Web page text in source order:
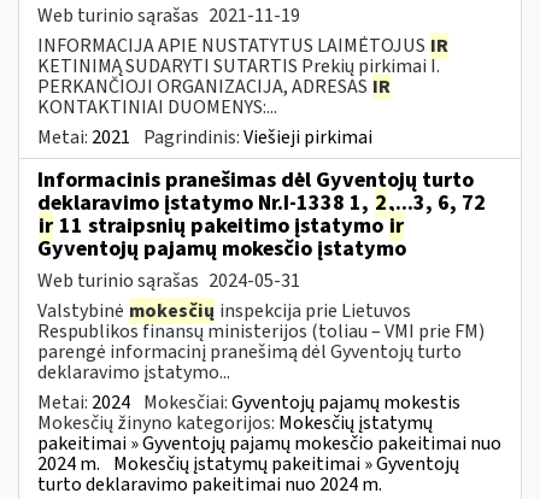
Web turinio sąrašas 2021-11-19
INFORMACIJA APIE NUSTATYTUS LAIMĖTOJUS IR
KETINIMĄ SUDARYTI SUTARTIS Prekių pirkimai I.
PERKANČIOJI ORGANIZACIJA, ADRESAS IR
KONTAKTINIAI DUOMENYS:...
Metai: 2021 Pagrindinis:Viešieji pirkimai
Informacinis pranešimas dėl Gyventojų turto
deklaravimo įstatymo Nr.I-1338 1, 2,...3, 6, 72
ir 11 straipsnių pakeitimo įstatymoir
Gyventojų pajamų mokesčio įstatymo
Web turinio sąrašas 2024-05-31
Valstybinė mokesčių inspekcija prie Lietuvos
Respublikos finansų ministerijos (toliau – VMI prie FM)
parengė informacinį pranešimą dėl Gyventojų turto
deklaravimo įstatymo...
Metai: 2024 Mokesčiai:Gyventojų pajamų mokestis
Mokesčių žinyno kategorijos: Mokesčių įstatymų
pakeitimai » Gyventojų pajamų mokesčio pakeitimai nuo
2024 m. Mokesčių įstatymų pakeitimai » Gyventojų
turto deklaravimo pakeitimai nuo 2024 m.